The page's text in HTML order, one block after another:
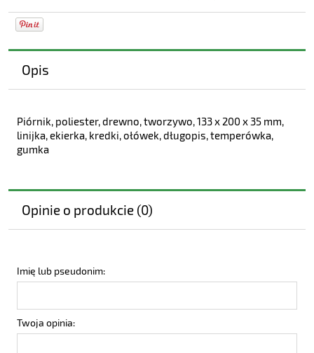
Opis
Piórnik, poliester, drewno, tworzywo, 133 x 200 x 35 mm,
linijka, ekierka, kredki, ołówek, długopis, temperówka,
gumka
Opinie o produkcie (0)
Imię lub pseudonim:
Twoja opinia: